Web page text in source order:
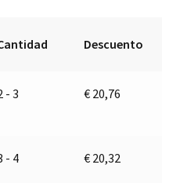
Descuento
- 3 € 20,76
- 4 € 20,32